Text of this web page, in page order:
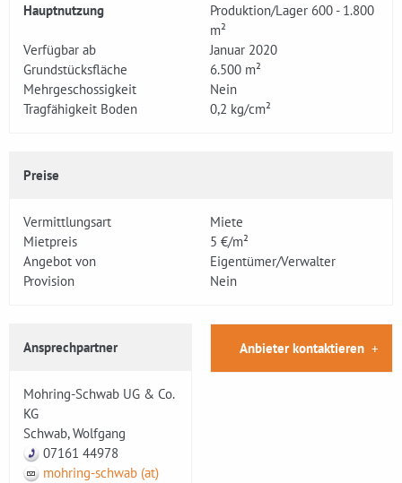
Hauptnutzung
Produktion/Lager 600 - 1.800
m²
Verfügbar ab
Januar 2020
Grundstücksfläche
6.500 m²
Mehrgeschossigkeit
Nein
Tragfähigkeit Boden
0,2 kg/cm²
Preise
Vermittlungsart
Miete
Mietpreis
5 €/m²
Angebot von
Eigentümer/Verwalter
Provision
Nein
Ansprechpartner
Mohring-Schwab UG & Co.
KG
Schwab, Wolfgang
07161 44978
mohring-schwab (at)
Anbieter kontaktieren